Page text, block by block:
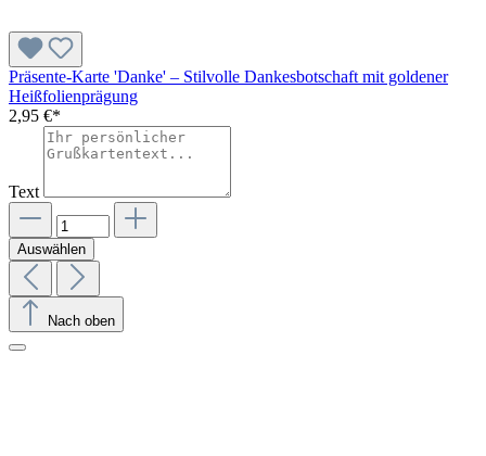
Präsente-Karte 'Danke' – Stilvolle Dankesbotschaft mit goldener
Heißfolienprägung
2,95 €*
Text
Auswählen
Nach oben